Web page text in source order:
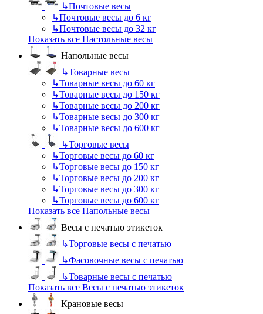
↳Почтовые весы
↳Почтовые весы до 6 кг
↳Почтовые весы до 32 кг
Показать все Настольные весы
Напольные весы
↳Товарные весы
↳Товарные весы до 60 кг
↳Товарные весы до 150 кг
↳Товарные весы до 200 кг
↳Товарные весы до 300 кг
↳Товарные весы до 600 кг
↳Торговые весы
↳Торговые весы до 60 кг
↳Торговые весы до 150 кг
↳Торговые весы до 200 кг
↳Торговые весы до 300 кг
↳Торговые весы до 600 кг
Показать все Напольные весы
Весы с печатью этикеток
↳Торговые весы с печатью
↳Фасовочные весы с печатью
↳Товарные весы с печатью
Показать все Весы с печатью этикеток
Крановые весы